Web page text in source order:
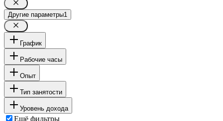
Другие параметры1
График
Рабочие часы
Опыт
Тип занятости
Уровень дохода
Ещё фильтры